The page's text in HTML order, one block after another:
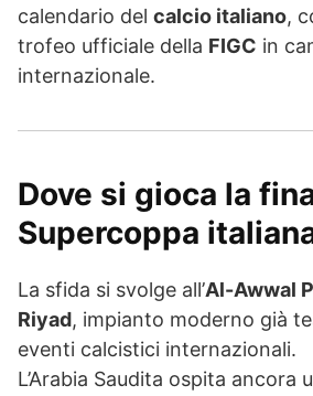
calendario del calcio italiano,
trofeo ufficiale della FIGC in
internazionale.
Dove si gioca la
Supercoppa
La sfida si svolge all’Al-Awwal
Riyad, impianto moderno già
eventi calcistici internazionali.
L’Arabia Saudita ospita ancora